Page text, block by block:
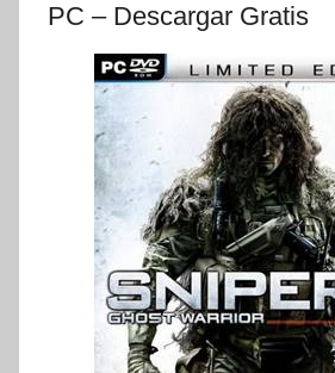
PC – Descargar Gratis